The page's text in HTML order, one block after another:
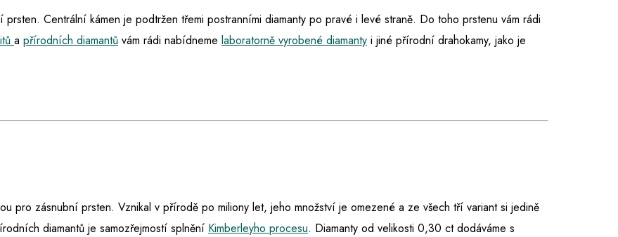
Centrální kámen je podtržen třemi postranními diamanty po pravé i levé straně. Do toho prstenu vám rádi
a přírodních diamantů vám rádi nabídneme laboratorně vyrobené diamanty i jiné přírodní drahokamy, jako je
pro zásnubní prsten. Vznikal v přírodě po miliony let, jeho množství je omezené a ze všech tří variant si jedině
diamantů je samozřejmostí splnění Kimberleyho procesu. Diamanty od velikosti 0,30 ct dodáváme s